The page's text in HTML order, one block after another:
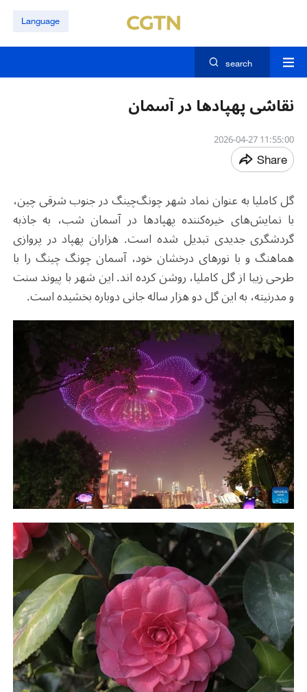
Language
search
نقاشی پهپادها در آسمان
11:55:00 2026-04-27
Share
گل کاملیا به عنوان نماد شهر چونگ‌چینگ در جنوب شرقی چین،
با نمایش‌های خیره‌کننده پهپادها در آسمان شب، به جاذبه
گردشگری جدیدی تبدیل شده است. هزاران پهپاد در پروازی
هماهنگ و با نورهای درخشان خود، آسمان چونگ چینگ را با
طرحی زیبا از گل کاملیا، روشن کرده اند. این شهر با پیوند سنت
و مدرنیته، به این گل دو هزار ساله جانی دوباره بخشیده است.